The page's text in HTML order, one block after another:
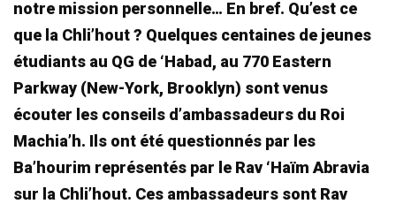
notre mission personnelle… En bref. Qu’est ce
que la Chli’hout ? Quelques centaines de jeunes
étudiants au QG de ‘Habad, au 770 Eastern
Parkway (New-York, Brooklyn) sont venus
écouter les conseils d’ambassadeurs du Roi
Machia’h. Ils ont été questionnés par les
Ba’hourim représentés par le Rav ‘Haïm Abravia
sur la Chli’hout. Ces ambassadeurs sont Rav